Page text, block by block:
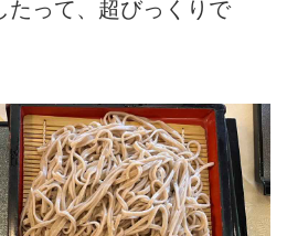
たって、超びっくりで